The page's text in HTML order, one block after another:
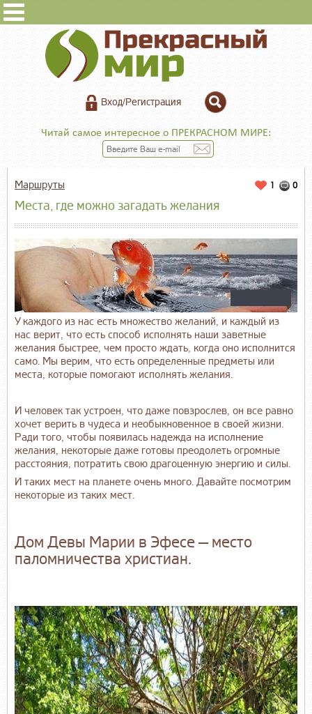
Вход/Регистрация
Читай самое интересное о ПРЕКРАСНОМ МИРЕ:
0
1
Маршруты
Места, где можно загадать желания
У каждого из нас есть множество желаний, и каждый из
нас верит, что есть способ исполнять наши заветные
желания быстрее, чем просто ждать, когда оно исполнится
само. Мы верим, что есть определенные предметы или
места, которые помогают исполнять желания.
И человек так устроен, что даже повзрослев, он все равно
хочет верить в чудеса и необыкновенное в своей жизни.
Ради того, чтобы появилась надежда на исполнение
желания, некоторые даже готовы преодолеть огромные
расстояния, потратить свою драгоценную энергию и силы.
И таких мест на планете очень много. Давайте посмотрим
некоторые из таких мест.
Дом Девы Марии в Эфесе — место
паломничества христиан.